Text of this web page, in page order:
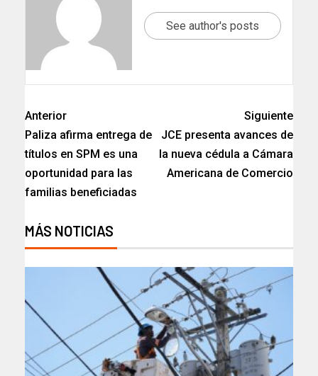
See author's posts
Anterior
Paliza afirma entrega de
títulos en SPM es una
oportunidad para las
familias beneficiadas
Siguiente
JCE presenta avances de
la nueva cédula a Cámara
Americana de Comercio
MÁS NOTICIAS